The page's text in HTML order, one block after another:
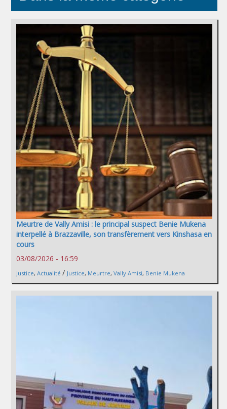
Meurtre de Vally Amisi : le principal suspect Benie Mukena
interpellé à Brazzaville, son transfèrement vers Kinshasa en
cours
03/08/2026 - 16:59
Justice, Actualité / Justice, Meurtre, Vally Amisi, Benie Mukena